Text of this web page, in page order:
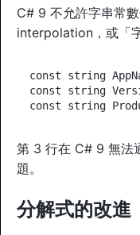
C# 9 不允許字串常
interpolation，或「
const string
const
string
const
string
第 3 行在 C# 9 無法
題。
分解式的改進